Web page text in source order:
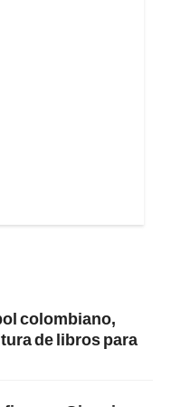
colombiano,
de libros para